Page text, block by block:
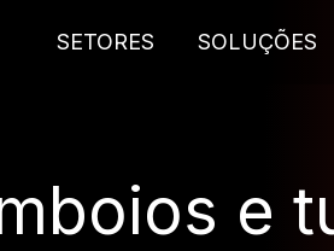
SETORES SOLUÇÕES
e